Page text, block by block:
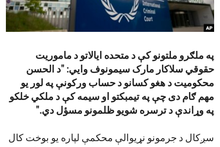
ENVIRONMENT AND HEALTH
IDEALS AND INSTITUTIONS
په ملګرو ملتونو کې د متحده ایالاتو د ماموریت
حقوقي سلاکار مارک سیمونوف وایي: "د الحسن
محکومیت د هغو کسانو د حساب ورکونې په لور یو
مهم ګام دی چې په تیمبکتو او سیمه کې د ملکي خلکو
په وړاندې د ترسره شویو ظلمونو مسؤل دي."
سږکال د جرمونو نړیوالې محکمې لپاره یو بوخت کال